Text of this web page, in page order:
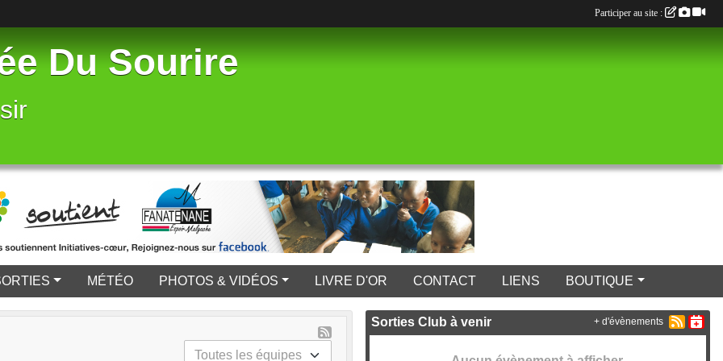
Du Sourire
MÉTÉO PHOTOS & VIDÉOS LIVRE D'OR CONTACT LIENS BOUTIQUE
Sorties Club à venir + d'évènements
Participer au site :